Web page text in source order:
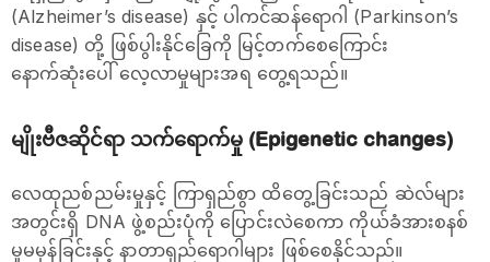
(Alzheimer’s disease) နှင့် ပါကင်ဆန်ရောဂါ (Parkinson’s
disease) တို့ ဖြစ်ပွါးနိုင်ခြေကို မြင့်တက်စေကြောင်း
နောက်ဆုံးပေါ် လေ့လာမှုများအရ တွေ့ရသည်။
မျိုးဗီဇဆိုင်ရာ သက်ရောက်မှု (Epigenetic changes)
လေထုညစ်ညမ်းမှုနှင့် ကြာရှည်စွာ ထိတွေ့ခြင်းသည် ဆဲလ်များ
အတွင်းရှိ DNA ဖွဲ့စည်းပုံကို ပြောင်းလဲစေကာ ကိုယ်ခံအားစနစ်
မူမမှန်ခြင်းနှင့် နာတာရှည်ရောဂါများ ဖြစ်စေနိုင်သည်။